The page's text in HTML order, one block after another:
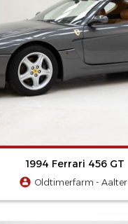
1994 Ferrari 456 GT
Oldtimerfarm - Aalter